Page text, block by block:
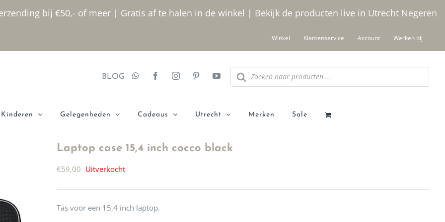
bij €50,- of meer | Gratis af te halen in de winkel | Bekijk de producten live in Utrecht Negeren
Winkel Klantenservice Account Werken bij
BLOG
Producten
zoeken
Kinderen Gelegenheden Cadeaus Utrecht Merken Sale
Laptop case 15,4 inch cocco black
€59,00 Uitverkocht
Tas voor een 15,4 inch laptop.